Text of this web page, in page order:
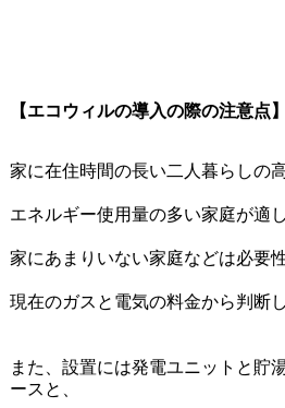
【エコウィルの導入の際の注意点】
家に在住時間の長い二人暮らしの
エネルギー使用量の多い家庭が適
家にあまりいない家庭などは必要
現在のガスと電気の料金から判断
また、設置には発電ユニットと貯
ースと、